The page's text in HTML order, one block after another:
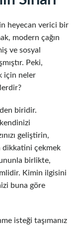
heyecan verici bir
modern çağın
ve sosyal
Peki,
için neler
biridir.
kendinizi
geliştirin,
dikkatini çekmek
birlikte,
Kimin ilgisini
buna göre
isteği taşımanız